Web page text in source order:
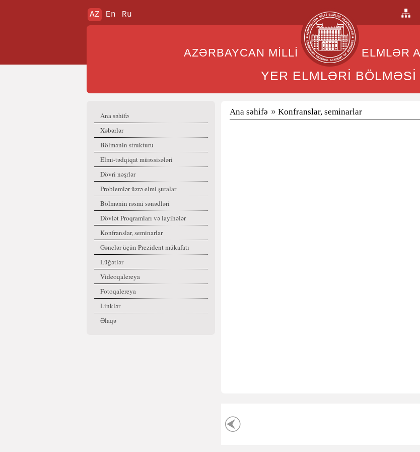
AZ En Ru
AZƏRBAYCAN MİLLİ ELMLƏR
YER ELMLƏRİ BÖLMƏSİ
Ana səhifə
Xəbərlər
Bölmənin strukturu
Elmi-tədqiqat müəssisələri
Dövri nəşrlər
Problemlər üzrə elmi şuralar
Bölmənin rəsmi sənədləri
Dövlət Proqramları və layihələr
Konfranslar, seminarlar
Gənclər üçün Prezident mükafatı
Lüğətlər
Videoqalereya
Fotoqalereya
Linklər
Əlaqə
Ana səhifə Konfranslar, seminarlar